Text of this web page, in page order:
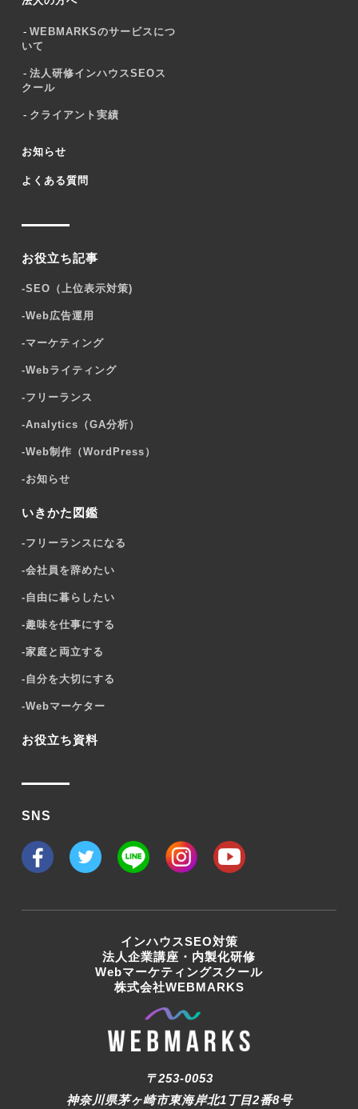
WEBMARKSのサービスにつ
いて
法人研修インハウスSEOス
クール
クライアント実績
お知らせ
よくある質問
お役立ち記事
-SEO（上位表示対策)
-Web広告運用
-マーケティング
-Webライティング
-フリーランス
-Analytics（GA分析）
-Web制作（WordPress）
-お知らせ
いきかた図鑑
-フリーランスになる
-会社員を辞めたい
-自由に暮らしたい
-趣味を仕事にする
-家庭と両立する
-自分を大切にする
-Webマーケター
お役立ち資料
SNS
インハウスSEO対策
法人企業講座・内製化研修
Webマーケティングスクール
株式会社WEBMARKS
〒253-0053
神奈川県茅ヶ崎市東海岸北1丁目2番8号